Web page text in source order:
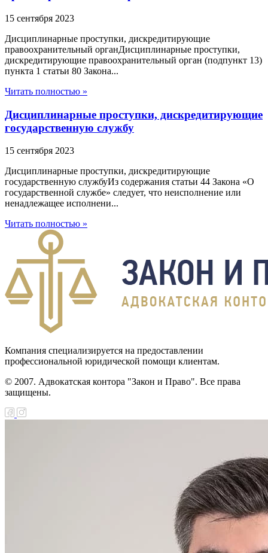
15 сентября 2023
Дисциплинарные проступки, дискредитирующие
правоохранительный органДисциплинарные проступки,
дискредитирующие правоохранительный орган (подпункт 13)
пункта 1 статьи 80 Закона...
Читать полностью »
Дисциплинарные проступки, дискредитирующие
государственную службу
15 сентября 2023
Дисциплинарные проступки, дискредитирующие
государственную службуИз содержания статьи 44 Закона «О
государственной службе» следует, что неисполнение или
ненадлежащее исполнени...
Читать полностью »
Компания специализируется на предоставлении
профессиональной юридической помощи клиентам.
© 2007. Адвокатская контора "Закон и Право". Все права
защищены.